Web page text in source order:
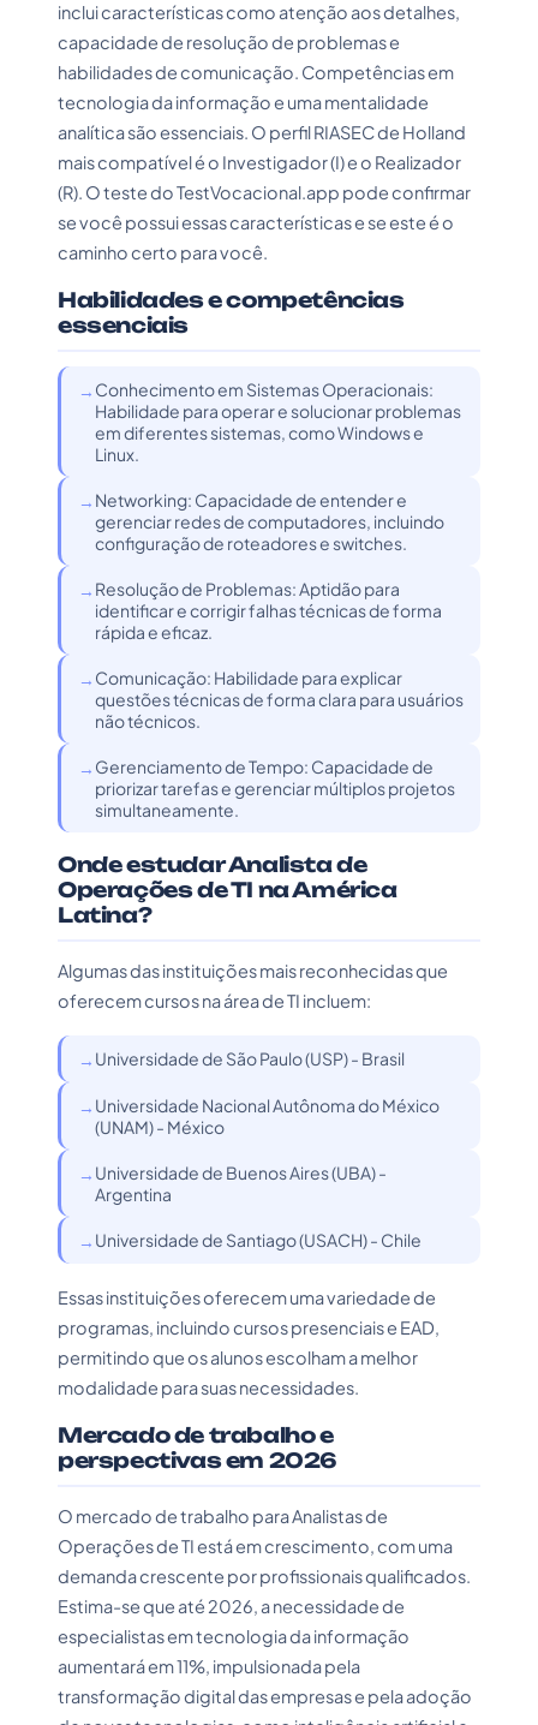
inclui características como atenção aos detalhes,
capacidade de resolução de problemas e
habilidades de comunicação. Competências em
tecnologia da informação e uma mentalidade
analítica são essenciais. O perfil RIASEC de Holland
mais compatível é o Investigador (I) e o Realizador
(R). O teste do TestVocacional.app pode confirmar
se você possui essas características e se este é o
caminho certo para você.
Habilidades e competências
essenciais
Conhecimento em Sistemas Operacionais:
Habilidade para operar e solucionar problemas
em diferentes sistemas, como Windows e
Linux.
Networking: Capacidade de entender e
gerenciar redes de computadores, incluindo
configuração de roteadores e switches.
Resolução de Problemas: Aptidão para
identificar e corrigir falhas técnicas de forma
rápida e eficaz.
Comunicação: Habilidade para explicar
questões técnicas de forma clara para usuários
não técnicos.
Gerenciamento de Tempo: Capacidade de
priorizar tarefas e gerenciar múltiplos projetos
simultaneamente.
Onde estudar Analista de
Operações de TI na América
Latina?
Algumas das instituições mais reconhecidas que
oferecem cursos na área de TI incluem:
Universidade de São Paulo (USP) - Brasil
Universidade Nacional Autônoma do México
(UNAM) - México
Universidade de Buenos Aires (UBA) -
Argentina
Universidade de Santiago (USACH) - Chile
Essas instituições oferecem uma variedade de
programas, incluindo cursos presenciais e EAD,
permitindo que os alunos escolham a melhor
modalidade para suas necessidades.
Mercado de trabalho e
perspectivas em 2026
O mercado de trabalho para Analistas de
Operações de TI está em crescimento, com uma
demanda crescente por profissionais qualificados.
Estima-se que até 2026, a necessidade de
especialistas em tecnologia da informação
aumentará em 11%, impulsionada pela
transformação digital das empresas e pela adoção